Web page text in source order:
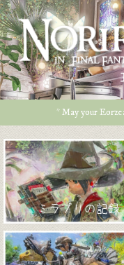
* May your
ミラプリの記録